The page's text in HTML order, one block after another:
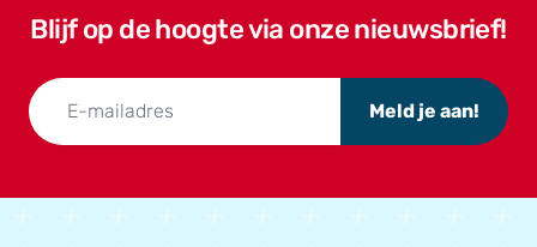
Blijf op de hoogte via onze nieuwsbrief!
Meld je aan!